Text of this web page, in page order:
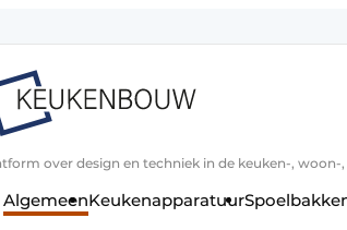
Algemene voorwaarden
Contact
over design en techniek in de keuken-,
AlgemeenKeukenapparatuur